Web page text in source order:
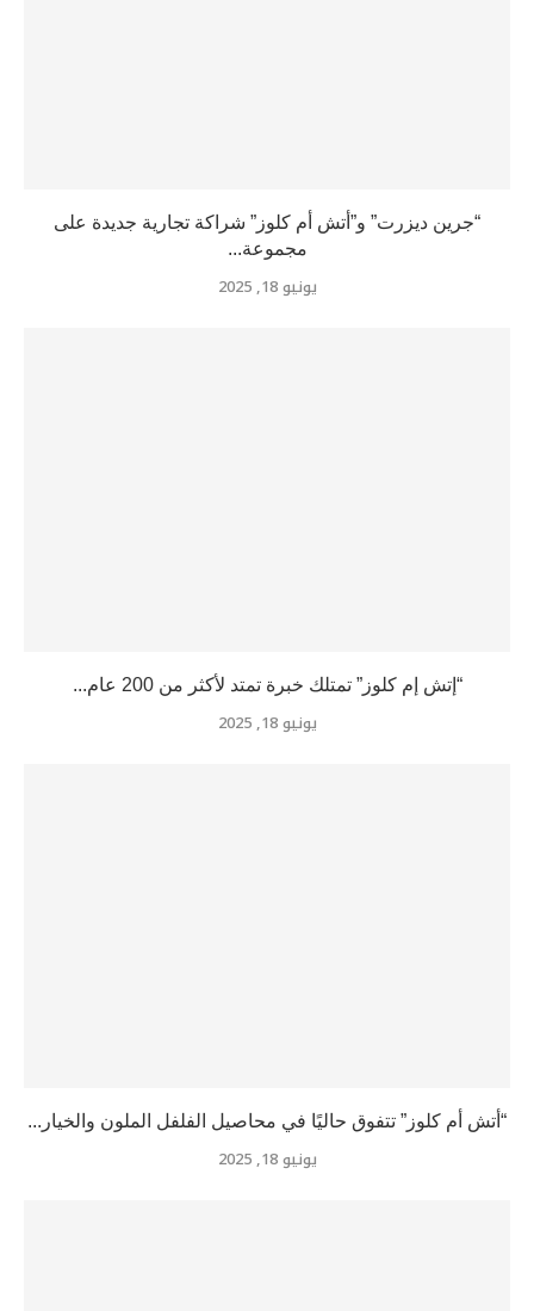
“جرين ديزرت” و”أتش أم كلوز” شراكة تجارية جديدة على
مجموعة...
يونيو 18, 2025
“إتش إم كلوز” تمتلك خبرة تمتد لأكثر من 200 عام...
يونيو 18, 2025
“أتش أم كلوز” تتفوق حاليًا في محاصيل الفلفل الملون والخيار...
يونيو 18, 2025